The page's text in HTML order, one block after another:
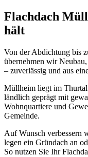
Flachdach
hält
Von der Abdichtung bis
übernehmen wir
– zuverlässig und aus
Müllheim liegt im Thurtal
ländlich geprägt mit
Wohnquartiere und
Gemeinde.
Auf Wunsch verbessern
legen ein Gründach an
So nutzen Sie Ihr